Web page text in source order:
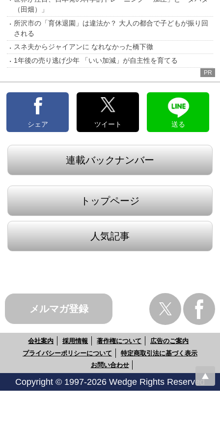
（田畑）」
所沢市の「育休退園」は違法か？ 大人の都合で子どもが振り回
される
スネ夫からジャイアンに なれなかった橋下徹
1年後の売り逃げ少年 「いい加減」が自主性を育てる
PR
シェア ツイート 送る
連載バックナンバー
トップページ
人気記事
メルマガ登録
会社案内 採用情報 著作権について
広告のご案内
プライバシーポリシーについて
特定商取引法に基づく表示
お問い合わせ
Copyright © 1997-2026 Wedge Rights Reserved